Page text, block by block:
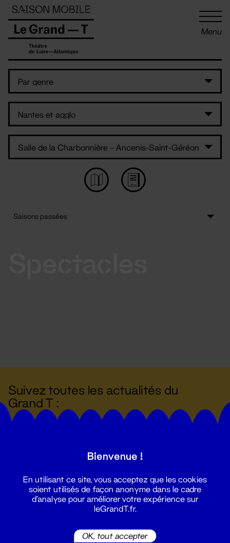
Menu
Suivez toutes les actualités du
Grand T :
Panneau de gestion des cookies
Bienvenue !
En utilisant ce site, vous acceptez que les cookies
soient utilisés de façon anonyme dans le cadre
d'analyse pour améliorer votre expérience sur
leGrandT.fr.
OK, tout accepter